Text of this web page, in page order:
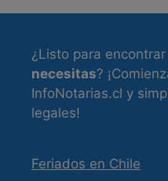
¿Listo para encontrar
necesitas?
InfoNotarias.cl y
legales!
Feriados en Chile